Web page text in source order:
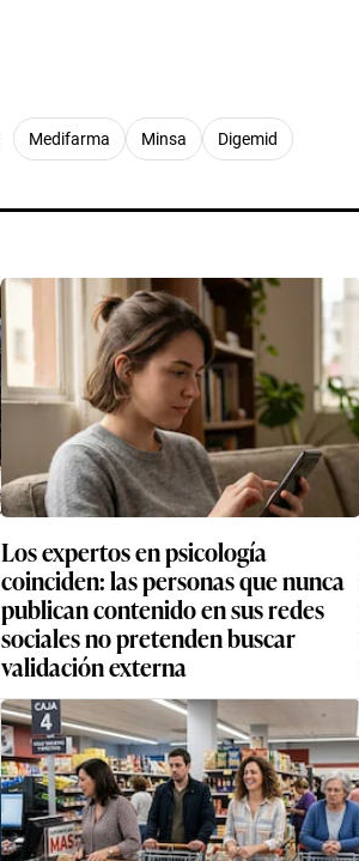
Medifarma Minsa Digemid
Los expertos en psicología
coinciden: las personas que nunca
publican contenido en sus redes
sociales no pretenden buscar
validación externa